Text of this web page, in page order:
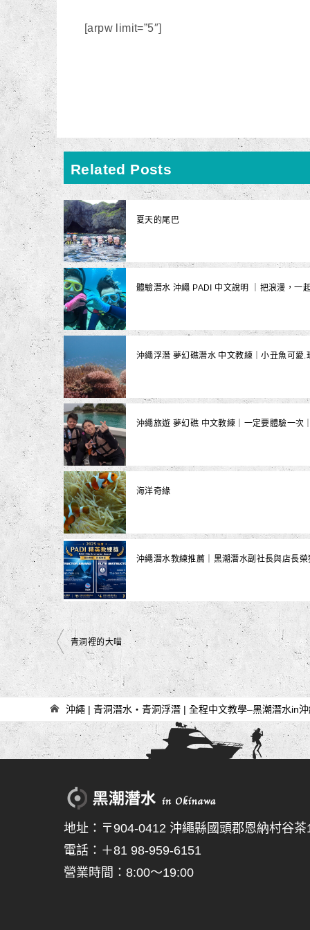
[arpw limit=”5″]
Related Posts
夏天的尾巴
體驗潛水 沖繩 PADI 中文說明 ｜把浪漫，一
沖繩浮潛 夢幻礁潛水 中文教練｜小丑魚可愛.
沖繩旅遊 夢幻礁 中文教練｜一定要體驗一次
海洋奇緣
沖繩潛水教練推薦｜黑潮潛水副社長與店長
文
章
導
覽
青洞裡的大喵
沖繩 | 青洞潛水・青洞浮潛 | 全程中文教學–黑潮潛水in
地址：〒904-0412 沖繩縣國頭郡恩納村谷茶
電話：＋81 98-959-6151
營業時間：8:00～19:00